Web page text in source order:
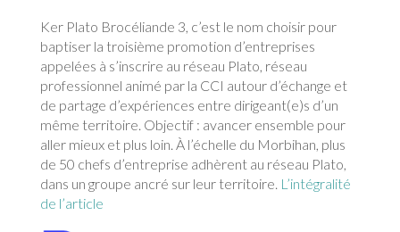
Ker Plato Brocéliande 3, c’est le nom choisir pour
baptiser la troisième promotion d’entreprises
appelées à s’inscrire au réseau Plato, réseau
professionnel animé par la CCI autour d’échange et
de partage d’expériences entre dirigeant(e)s d’un
même territoire. Objectif : avancer ensemble pour
aller mieux et plus loin. À l’échelle du Morbihan, plus
de 50 chefs d’entreprise adhèrent au réseau Plato,
dans un groupe ancré sur leur territoire. L’intégralité
de l’article